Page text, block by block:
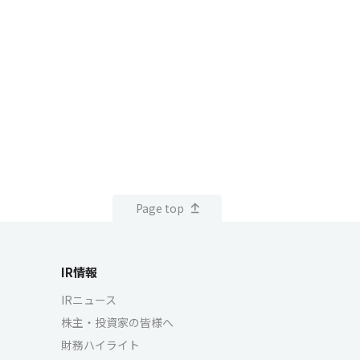
Page top
IR情報
IRニュース
株主・投資家の皆様へ
財務ハイライト